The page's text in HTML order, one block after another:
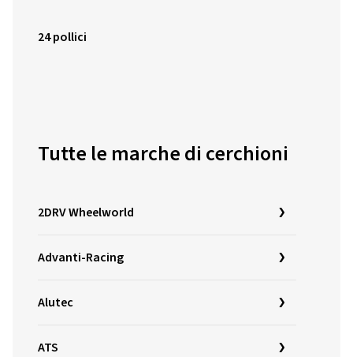
24 pollici
Tutte le marche di cerchioni
2DRV Wheelworld
Advanti-Racing
Alutec
ATS